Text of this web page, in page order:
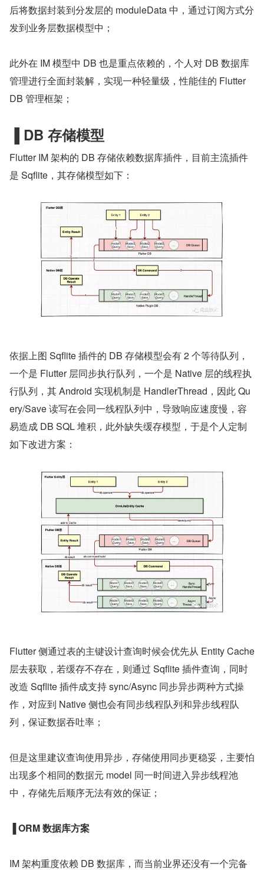
后将数据封装到分发层的 moduleData 中，通过订阅方式分
发到业务层数据模型中；
此外在 IM 模型中 DB 也是重点依赖的，个人对 DB 数据库
管理进行全面封装解，实现一种轻量级，性能佳的 Flutter
DB 管理框架；
DB 存储模型
Flutter IM 架构的 DB 存储依赖数据库插件，目前主流插件
是 Sqflite，其存储模型如下：
依据上图 Sqflite 插件的 DB 存储模型会有 2 个等待队列，
一个是 Flutter 层同步执行队列，一个是 Native 层的线程执
行队列，其 Android 实现机制是 HandlerThread，因此 Qu
ery/Save 读写在会同一线程队列中，导致响应速度慢，容
易造成 DB SQL 堆积，此外缺失缓存模型，于是个人定制
如下改进方案：
Flutter 侧通过表的主键设计查询时候会优先从 Entity Cache
层去获取，若缓存不存在，则通过 Sqflite 插件查询，同时
改造 Sqflite 插件成支持 sync/Async 同步异步两种方式操
作，对应到 Native 侧也会有同步线程队列和异步线程队
列，保证数据吞吐率；
但是这里建议查询使用异步，存储使用同步更稳妥，主要怕
出现多个相同的数据元 model 同一时间进入异步线程池
中，存储先后顺序无法有效的保证；
ORM 数据库方案
IM 架构重度依赖 DB 数据库，而当前业界还没有一个完备